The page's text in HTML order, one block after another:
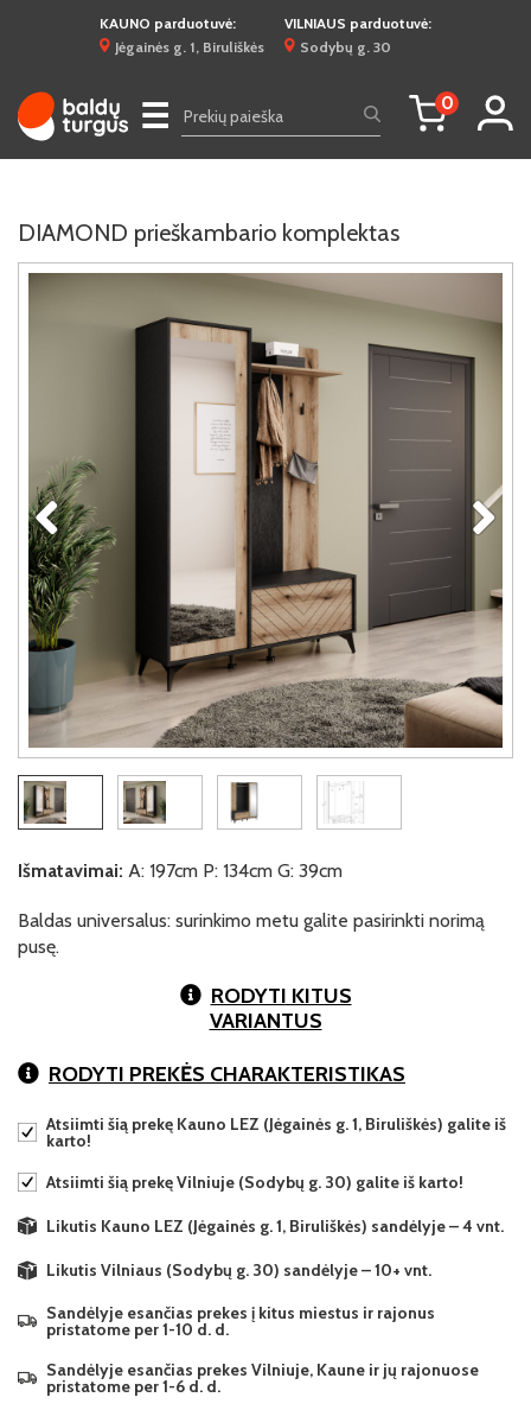
KAUNO parduotuvė:
Jėgainės g. 1, Biruliškės
VILNIAUS parduotuvė:
Sodybų g. 30
☰ 0
DIAMOND prieškambario komplektas
Išmatavimai: A: 197cm P: 134cm G: 39cm
Baldas universalus: surinkimo metu galite pasirinkti norimą
pusę.
RODYTI KITUS
VARIANTUS
RODYTI PREKĖS CHARAKTERISTIKAS
Atsiimti šią prekę Kauno LEZ (Jėgainės g. 1, Biruliškės) galite iš
karto!
Atsiimti šią prekę Vilniuje (Sodybų g. 30) galite iš karto!
Likutis Kauno LEZ (Jėgainės g. 1, Biruliškės) sandėlyje – 4 vnt.
Likutis Vilniaus (Sodybų g. 30) sandėlyje – 10+ vnt.
Sandėlyje esančias prekes į kitus miestus ir rajonus
pristatome per 1-10 d. d.
Sandėlyje esančias prekes Vilniuje, Kaune ir jų rajonuose
pristatome per 1-6 d. d.